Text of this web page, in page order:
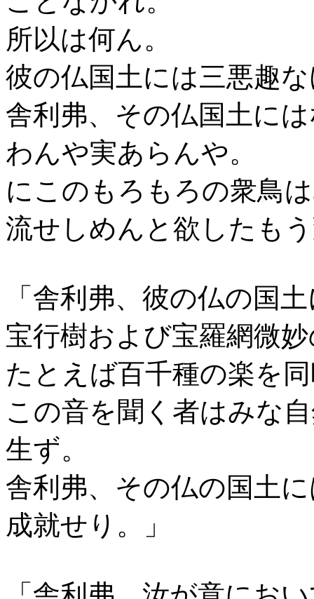
所以は何ん。
彼の仏国土には三悪趣
舎利弗、その仏国土に
わんや実あらんや。
にこのもろもろの衆鳥
流せしめんと欲したも
「舎利弗、彼の仏の国
宝行樹および宝羅網微
たとえば百千種の楽を
この音を聞く者はみな
生ず。
舎利弗、その仏の国土
成就せり。」